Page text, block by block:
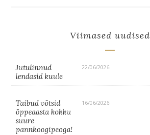
Viimased uudised
Jutulinnud
lendasid kuule
22/06/2026
Taibud võtsid
õppeaasta kokku
suure
pannkoogipeoga!
16/06/2026